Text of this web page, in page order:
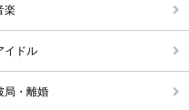
楽
イドル
局・離婚